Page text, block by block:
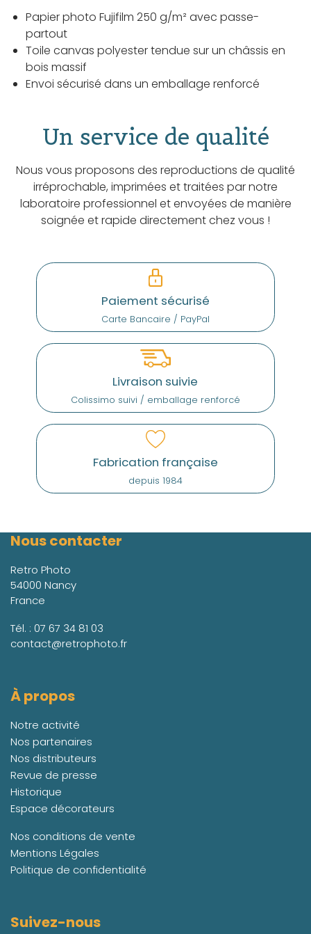
Papier photo Fujifilm 250 g/m² avec passe-
partout
Toile canvas polyester tendue sur un châssis en
bois massif
Envoi sécurisé dans un emballage renforcé
Un service de qualité
Nous vous proposons des reproductions de qualité
irréprochable, imprimées et traitées par notre
laboratoire professionnel et envoyées de manière
soignée et rapide directement chez vous !
Paiement sécurisé
Carte Bancaire / PayPal
Livraison suivie
Colissimo suivi / emballage renforcé
Fabrication française
depuis 1984
Nous contacter
Retro Photo
54000 Nancy
France
Tél. : 07 67 34 81 03
contact@retrophoto.fr
À propos
Notre activité
Nos partenaires
Nos distributeurs
Revue de presse
Historique
Espace décorateurs
Nos conditions de vente
Mentions Légales
Politique de confidentialité
Suivez-nous